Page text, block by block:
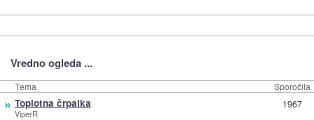
Vredno ogleda ...
Tema Sporočila
» Toplotna črpalka
ViperR
1967